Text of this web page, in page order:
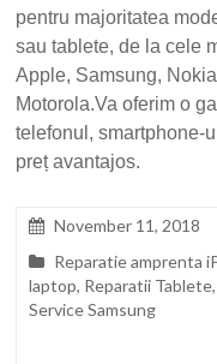
pentru majoritatea
sau tablete, de la cele
Apple, Samsung,
Motorola.Va oferim o
telefonul, smartphone-
preț avantajos.
November 11, 2018
Reparatie amprenta
laptop, Reparatii Tablete
Service Samsung